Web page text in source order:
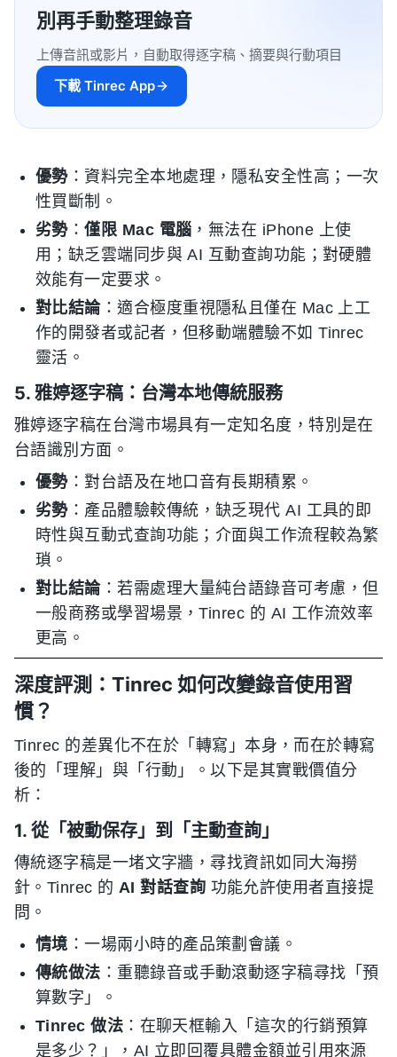
別再手動整理錄音
上傳音訊或影片，自動取得逐字稿、摘要與行動項目
下載 Tinrec App
優勢：資料完全本地處理，隱私安全性高；一次
性買斷制。
劣勢：僅限 Mac 電腦 ，無法在 iPhone 上使
用；缺乏雲端同步與 AI 互動查詢功能；對硬體
效能有一定要求。
對比結論：適合極度重視隱私且僅在 Mac 上工
作的開發者或記者，但移動端體驗不如 Tinrec
靈活。
5. 雅婷逐字稿：台灣本地傳統服務
雅婷逐字稿在台灣市場具有一定知名度，特別是在
台語識別方面。
優勢：對台語及在地口音有長期積累。
劣勢：產品體驗較傳統，缺乏現代 AI 工具的即
時性與互動式查詢功能；介面與工作流程較為繁
瑣。
對比結論：若需處理大量純台語錄音可考慮，但
一般商務或學習場景，Tinrec 的 AI 工作流效率
更高。
深度評測：Tinrec 如何改變錄音使用習
慣？
Tinrec 的差異化不在於「轉寫」本身，而在於轉寫
後的「理解」與「行動」。以下是其實戰價值分
析：
1. 從「被動保存」到「主動查詢」
傳統逐字稿是一堵文字牆，尋找資訊如同大海撈
針。Tinrec 的 AI 對話查詢 功能允許使用者直接提
問。
情境 ：一場兩小時的產品策劃會議。
傳統做法 ：重聽錄音或手動滾動逐字稿尋找「預
算數字」。
Tinrec 做法 ：在聊天框輸入「這次的行銷預算
是多少？」，AI 立即回覆具體金額並引用來源